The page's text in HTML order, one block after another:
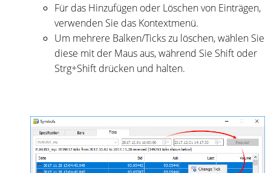
Für das Hinzufügen oder Löschen von Einträgen,
verwenden Sie das Kontextmenü.
Um mehrere Balken/Ticks zu löschen, wählen Sie
diese mit der Maus aus, während Sie Shift oder
Strg+Shift drücken und halten.